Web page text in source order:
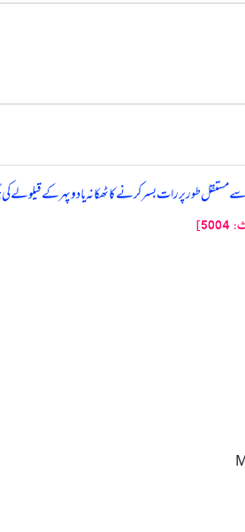
مستقل طور پر رات بسر کرنے کا ٹھکانہ یا دوپہر کے قیلولے کی